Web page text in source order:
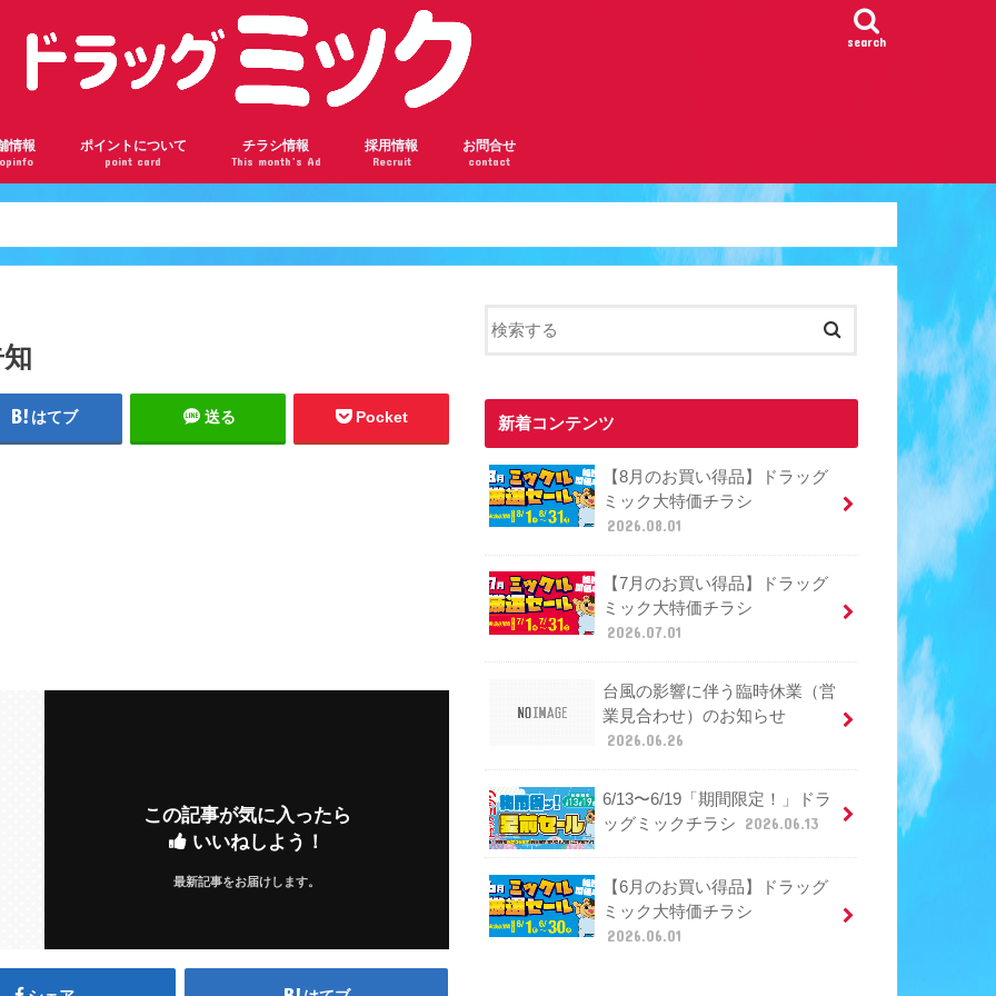
search
情報
ロード瓢箪山店
駅前店
千林店
店
川店
バンスねやがわ店
橋六丁目店
ール桃山台店
店
橋店
ポイントについて
point card
ドラッグミックの会員ランク
ドラッグミックのポイントを貯めよう
楽天ポイントカードについて
チラシ情報
This month’s Ad
採用情報
Recruit
お問合せ
contact
はてブ 送る Pocket
この記事が気に入ったら
いいねしよう！
最新記事をお届けします。
新着コンテンツ
【8月のお買い得品】ドラッグ
ミック大特価チラシ
2026.08.01
【7月のお買い得品】ドラッグ
ミック大特価チラシ
2026.07.01
台風の影響に伴う臨時休業（営
業見合わせ）のお知らせ
2026.06.26
6/13〜6/19「期間限定！」ドラ
ッグミックチラシ
2026.06.13
【6月のお買い得品】ドラッグ
ミック大特価チラシ
2026.06.01